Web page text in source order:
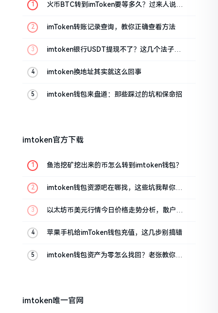
火币BTC转到imToken要等多久？过来人说说
imToken转账记录查询，教你正确查看方法
imtoken银行USDT提现不了？这几个法子能
imtoken换地址其实就这么回事
imtoken钱包来盘道：那些踩过的坑和保命招
imtoken官方下载
鱼池挖矿挖出来的币怎么转到imtoken钱包？
imtoken钱包资源吧在哪找，这些坑我帮你趟
以太坊币美元行情今日价格走势分析，散户如
苹果手机给imToken钱包充值，这几步别搞错
imtoken钱包资产为零怎么找回？老张教你几
imtoken唯一官网